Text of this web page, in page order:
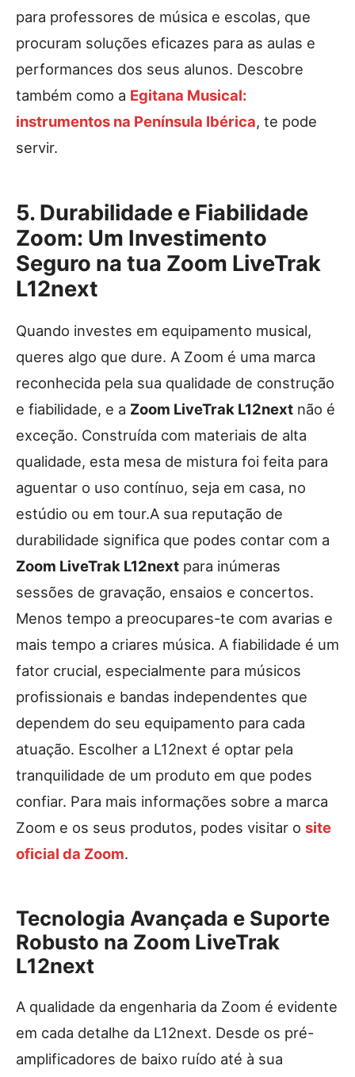
para professores de música e escolas, que
procuram soluções eficazes para as aulas e
performances dos seus alunos. Descobre
também como a Egitana Musical:
instrumentos na Península Ibérica, te pode
servir.
5. Durabilidade e Fiabilidade
Zoom: Um Investimento
Seguro na tua Zoom LiveTrak
L12next
Quando investes em equipamento musical,
queres algo que dure. A Zoom é uma marca
reconhecida pela sua qualidade de construção
e fiabilidade, e a Zoom LiveTrak L12next não é
exceção. Construída com materiais de alta
qualidade, esta mesa de mistura foi feita para
aguentar o uso contínuo, seja em casa, no
estúdio ou em tour.A sua reputação de
durabilidade significa que podes contar com a
Zoom LiveTrak L12next para inúmeras
sessões de gravação, ensaios e concertos.
Menos tempo a preocupares-te com avarias e
mais tempo a criares música. A fiabilidade é um
fator crucial, especialmente para músicos
profissionais e bandas independentes que
dependem do seu equipamento para cada
atuação. Escolher a L12next é optar pela
tranquilidade de um produto em que podes
confiar. Para mais informações sobre a marca
Zoom e os seus produtos, podes visitar o site
oficial da Zoom.
Tecnologia Avançada e Suporte
Robusto na Zoom LiveTrak
L12next
A qualidade da engenharia da Zoom é evidente
em cada detalhe da L12next. Desde os pré-
amplificadores de baixo ruído até à sua